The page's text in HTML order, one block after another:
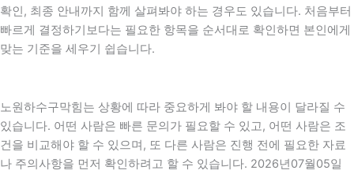
확인, 최종 안내까지 함께 살펴봐야 하는 경우도 있습니다. 처음부터
빠르게 결정하기보다는 필요한 항목을 순서대로 확인하면 본인에게
맞는 기준을 세우기 쉽습니다.
노원하수구막힘는 상황에 따라 중요하게 봐야 할 내용이 달라질 수
있습니다. 어떤 사람은 빠른 문의가 필요할 수 있고, 어떤 사람은 조
건을 비교해야 할 수 있으며, 또 다른 사람은 진행 전에 필요한 자료
나 주의사항을 먼저 확인하려고 할 수 있습니다. 2026년07월05일